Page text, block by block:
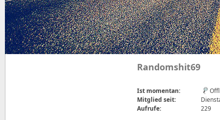
Randomshit69
Ist momentan:
Mitglied seit:
Aufrufe:
229